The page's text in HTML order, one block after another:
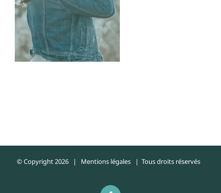
© Copyright2026 | Mentions légales| Tous droits réservés